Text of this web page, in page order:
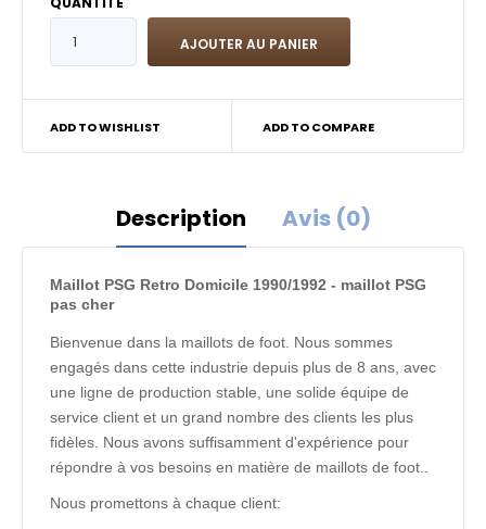
ADD TO WISHLIST ADD TO COMPARE
Description Avis (0)
Maillot PSG Retro Domicile 1990/1992 - maillot PSG
pas cher
Bienvenue dans la maillots de foot. Nous sommes
engagés dans cette industrie depuis plus de 8 ans, avec
une ligne de production stable, une solide équipe de
service client et un grand nombre des clients les plus
fidèles. Nous avons suffisamment d'expérience pour
répondre à vos besoins en matière de maillots de foot..
Nous promettons à chaque client: